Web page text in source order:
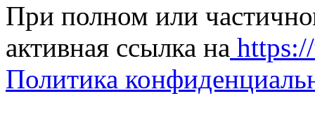
При полном или
активная ссылка на
Политика